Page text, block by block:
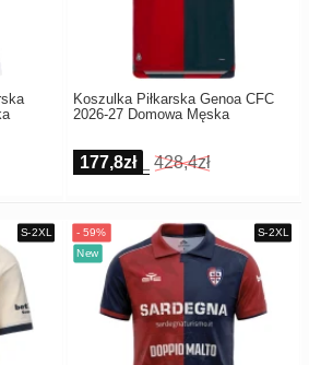
Koszulka Piłkarska Genoa CFC
2026-27 Domowa Męska
177,8zł 428,4zł